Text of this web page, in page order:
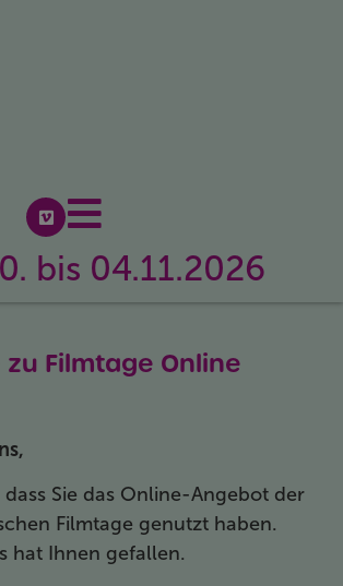
bis 04.11.2026
Filmtage Online
dass Sie das Online-Angebot der
Filmtage genutzt haben.
hat Ihnen gefallen.